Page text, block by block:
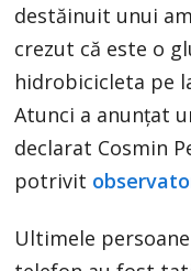
destăinuit unui
crezut că este o
hidrobicicleta pe
Atunci a anunţat
declarat Cosmin
potrivit
Ultimele